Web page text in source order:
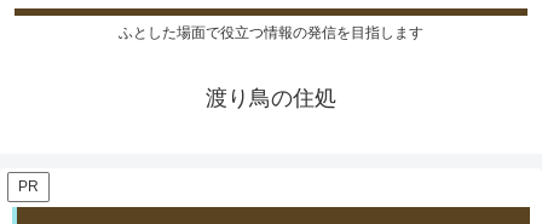
ふとした場面で役立つ情報の発信を目指します
渡り鳥の住処
PR